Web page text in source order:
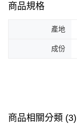
商品規格
產地
成份
商品相關分類 (3)